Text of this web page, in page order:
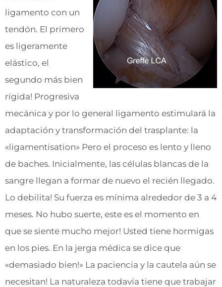
ligamento con un
tendón. El primero
es ligeramente
elástico, el
segundo más bien
rígida! Progresiva
mecánica y por lo general ligamento estimulará la
adaptación y transformación del trasplante: la
«ligamentisation» Pero el proceso es lento y lleno
de baches. Inicialmente, las células blancas de la
sangre llegan a formar de nuevo el recién llegado.
Lo debilita! Su fuerza es mínima alrededor de 3 a 4
meses. No hubo suerte, este es el momento en
que se siente mucho mejor! Usted tiene hormigas
en los pies. En la jerga médica se dice que
«demasiado bien!» La paciencia y la cautela aún se
necesitan! La naturaleza todavía tiene que trabajar